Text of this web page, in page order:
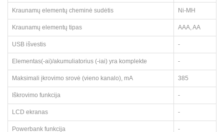
Kraunamų elementų cheminė sudėtis Ni-MH
Kraunamų elementų tipas AAA, AA
USB išvestis -
Elementas(-ai)/akumuliatorius (-iai) yra komplekte -
Maksimali įkrovimo srovė (vieno kanalo), mA 385
Iškrovimo funkcija -
LCD ekranas -
Powerbank funkcija -